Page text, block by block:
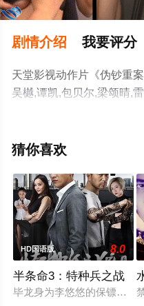
剧情介绍 我要评分
天堂影视动作片《伪钞重
吴樾,谭凯,包贝尔,梁颂晴,
睿,王李丹鈮等演员精彩演
可移步至豆瓣电影、电视
猜你喜欢
HD国语版 8.0
半条命3：特种兵之战
毕龙身为李悠悠的保镖为了